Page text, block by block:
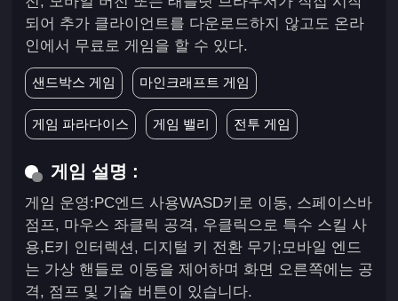
되어 추가 클라이언트를 다운로드하지 않고도 온라
인에서 무료로 게임을 할 수 있다.
샌드박스 게임 마인크래프트 게임
게임 파라다이스 게임 밸리 전투 게임
게임 설명 :
게임 운영:PC엔드 사용WASD키로 이동, 스페이스바
점프, 마우스 좌클릭 공격, 우클릭으로 특수 스킬 사
용,E키 인터렉션, 디지털 키 전환 무기;모바일 엔드
는 가상 핸들로 이동을 제어하며 화면 오른쪽에는 공
격, 점프 및 기술 버튼이 있습니다.